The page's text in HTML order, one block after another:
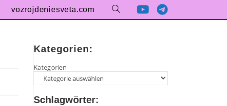
vozrojdeniesveta.com
Kategorien:
Kategorien
Schlagwörter: